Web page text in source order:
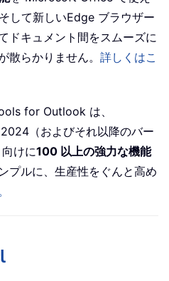
して新しいEdge ブラウザー
ドキュメント間をスムーズに
散らかりません。 詳しくはこ
for Outlook は、
（およびそれ以降のバー
けに100 以上の強力な機能
プルに、生産性をぐんと高め